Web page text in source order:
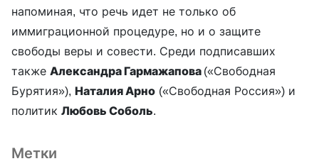
напоминая, что речь идет не только об
иммиграционной процедуре, но и о защите
свободы веры и совести. Среди подписавших
также Александра Гармажапова («Свободная
Бурятия»), Наталия Арно («Свободная Россия») и
политик Любовь Соболь.
Метки